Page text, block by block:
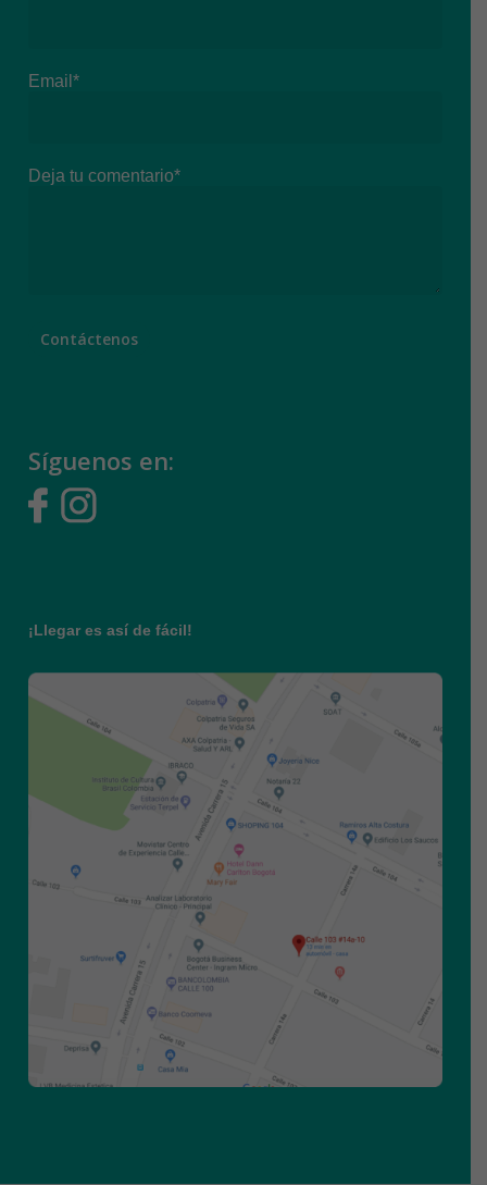
Email*
Deja tu comentario*
Síguenos en:
¡Llegar es así de fácil!